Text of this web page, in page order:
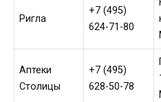
Ригла
+7 (495)
624-71-80
Аптеки
Столицы
+7 (495)
628-50-78